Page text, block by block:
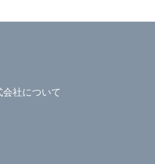
社について